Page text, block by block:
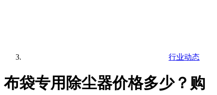
行业动态
布袋专用除尘器价格多少？购